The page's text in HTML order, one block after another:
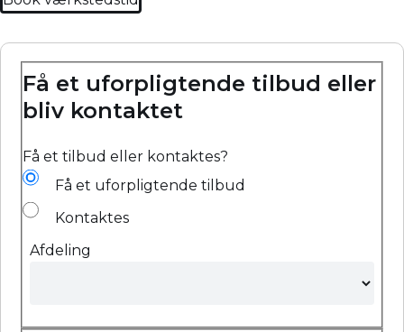
Få et uforpligtende tilbud eller
bliv kontaktet
Få et tilbud eller kontaktes?
Få et uforpligtende tilbud
Kontaktes
Afdeling